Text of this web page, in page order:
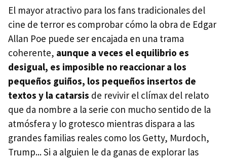
El mayor atractivo para los fans tradicionales del
cine de terror es comprobar cómo la obra de Edgar
Allan Poe puede ser encajada en una trama
coherente, aunque a veces el equilibrio es
desigual, es imposible no reaccionar a los
pequeños guiños, los pequeños insertos de
textos y la catarsis de revivir el clímax del relato
que da nombre a la serie con mucho sentido de la
atmósfera y lo grotesco mientras dispara a las
grandes familias reales como los Getty, Murdoch,
Trump... Si a alguien le da ganas de explorar las